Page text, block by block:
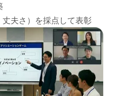
夫さ）を採点して表彰